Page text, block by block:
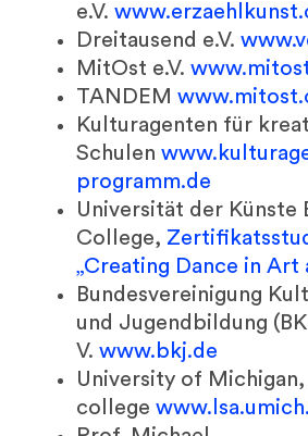
e.V.
Dreitausend e.V.
MitOst e.V.
TANDEM
Kulturagenten für
Schulen
programm.de
Universität der Künste
College,
„Creating Dance in Art
Bundesvereinigung
und Jugendbildung
V. www.bkj.de
University of Michigan,
college